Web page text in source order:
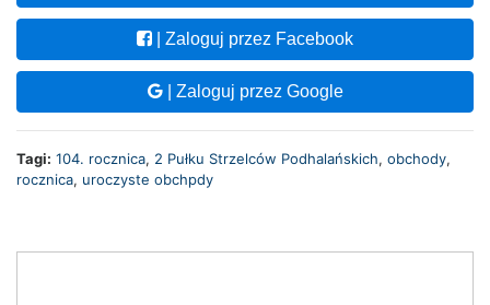
| Zaloguj przez Facebook
| Zaloguj przez Google
Tagi: 104. rocznica, 2 Pułku Strzelców Podhalańskich, obchody,
rocznica, uroczyste obchpdy